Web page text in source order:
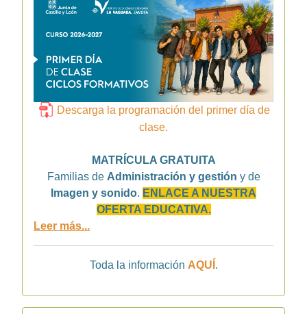
Descarga la programación del primer día de
clase.
MATRÍCULA GRATUITA
Familias de Administración y gestión y de
Imagen y sonido. ENLACE A NUESTRA
OFERTA EDUCATIVA.
Leer más...
Toda la información AQUÍ .